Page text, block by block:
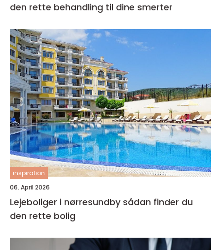
den rette behandling til dine smerter
inspiration
06. April 2026
Lejeboliger i nørresundby sådan finder du
den rette bolig